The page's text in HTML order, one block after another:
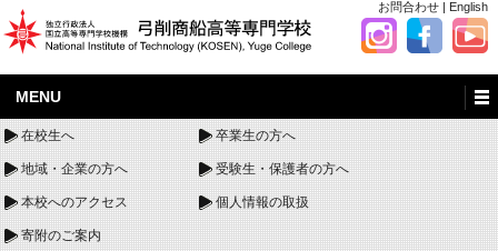
お問合わせ | English
MENU
在校生へ 卒業生の方へ
地域・企業の方へ 受験生・保護者の方へ
本校へのアクセス 個人情報の取扱
寄附のご案内